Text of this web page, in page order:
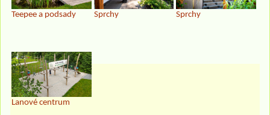
Teepee a podsady Sprchy Sprchy
Lanové centrum